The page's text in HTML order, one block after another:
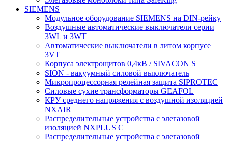
SIEMENS
Модульное оборудование SIEMENS на DIN-рейку
Воздушные автоматические выключатели серии
3WL и 3WT
Автоматические выключатели в литом корпусе
3VT
Корпуса электрощитов 0,4кВ / SIVACON S
SION - вакуумный силовой выключатель
Микропроцессорная релейная защита SIPROTEC
Силовые сухие трансформаторы GEAFOL
КРУ среднего напряжения с воздушной изоляцией
NXAIR
Распределительные устройства с элегазовой
изоляцией NXPLUS C
Распределительные устройства с элегазовой